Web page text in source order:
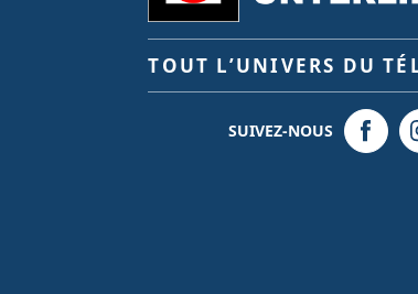
TOUT L’UNIVERS DU
SUIVEZ-NOUS